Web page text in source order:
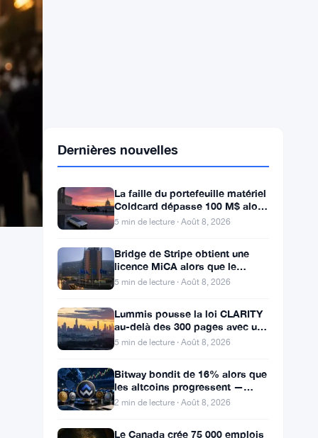
La faille du portefeuille matériel
que les pertes cryptos de juillet
atteignent
5 min de lecture · Août 8, 2026
Bridge de Stripe obtient une
registre crypto de l’UE atteint
5 min de lecture · Août 8, 2026